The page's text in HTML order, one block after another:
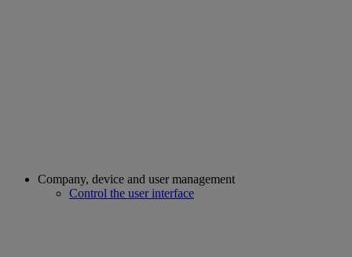
Company, device and user management
Control the user interface